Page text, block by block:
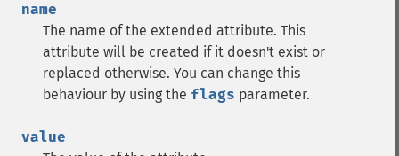
name
The name of the extended attribute. This
attribute will be created if it doesn't exist or
replaced otherwise. You can change this
behaviour by using the flags parameter.
value